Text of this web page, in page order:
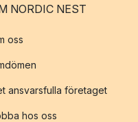
NORDIC NEST
oss
ansvarsfulla företaget
hos oss